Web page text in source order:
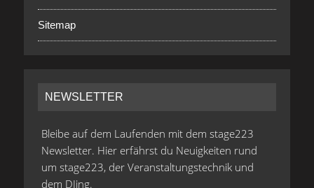
Sitemap
NEWSLETTER
Bleibe auf dem Laufenden mit dem stage223
Newsletter. Hier erfährst du Neuigkeiten rund
um stage223, der Veranstaltungstechnik und
dem DJing.